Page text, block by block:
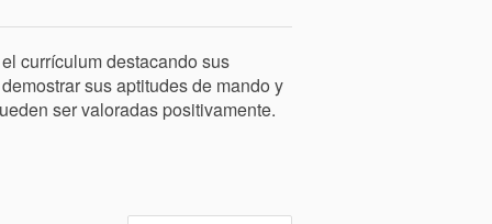
currículum destacando sus
sus aptitudes de mando y
ser valoradas positivamente.